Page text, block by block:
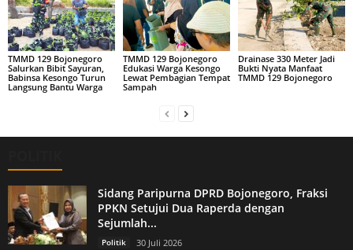
TMMD 129 Bojonegoro
Salurkan Bibit Sayuran,
Babinsa Kesongo Turun
Langsung Bantu Warga
TMMD 129 Bojonegoro
Edukasi Warga Kesongo
Lewat Pembagian Tempat
Sampah
Drainase 330 Meter Jadi
Bukti Nyata Manfaat
TMMD 129 Bojonegoro
Sidang Paripurna DPRD Bojonegoro, Fraksi
PPKN Setujui Dua Raperda dengan
Sejumlah...
Politik 30 Juli 2026